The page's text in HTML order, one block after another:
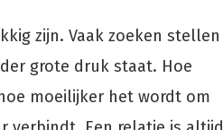
zijn. Vaak zoeken stellen
grote druk staat. Hoe
moeilijker het wordt om